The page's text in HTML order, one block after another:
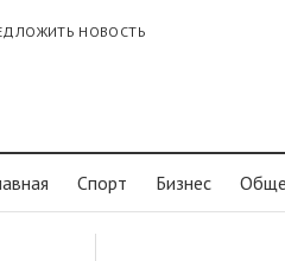
НОВОСТЬ
Спорт Бизнес